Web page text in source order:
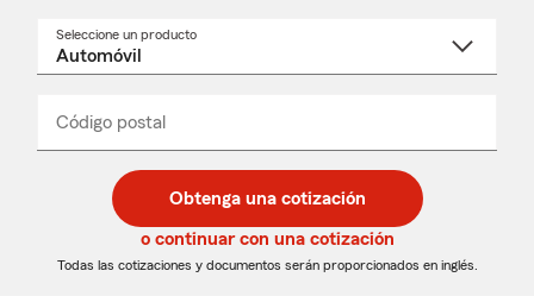
Seleccione un producto
desplegable
Código postal
de
5
dígitos
de
5
dígitos
_____
Obtenga una cotización
o continuar con una cotización
Todas las cotizaciones y documentos serán proporcionados en inglés.